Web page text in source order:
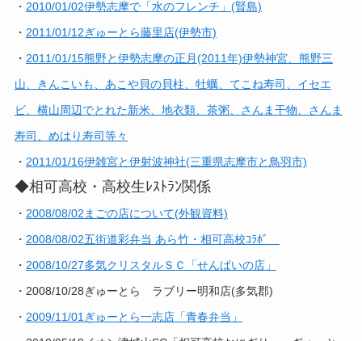
・ 2010/01/02伊勢志摩で「水のフレンチ」(賢島)
・ 2011/01/12ぎゅーとら藤里店(伊勢市)
・ 2011/01/15熊野と伊勢志摩の正月(2011年)伊勢神宮、熊野三
山、きんこいも、あこや貝の貝柱、牡蠣、てこね寿司、イセエ
ビ、横山周辺でとれた新米、地衣類、茶粥、さんま干物、さんま
寿司、めはり寿司等々
・ 2011/01/16伊雑宮と伊射波神社(三重県志摩市と鳥羽市)
◆相可高校・高校生ﾚｽﾄﾗﾝ関係
・ 2008/08/02まごの店について(外観資料)
・ 2008/08/02五街道彩弁当 あら竹・相可高校ｺﾗﾎﾞ
・ 2008/10/27多気クリスタルＳＣ「せんぱいの店」
・2008/10/28ぎゅーとら ラブリー明和店(多気郡)
・ 2009/11/01ぎゅーとら一志店「青春弁当」